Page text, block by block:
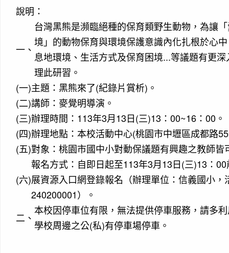
說明：
一、
台灣黑熊是瀕臨絕種的保育類野生動物，為讓
境」的動物保育與環境保護意識內化扎根於心
息地環境、生活方式及保育困境...等議題有更
理此研習。
(一)主題：黑熊來了(紀錄片賞析)。
(二)講師：麥覺明導演。
(三)辦理時間：113年3月13日(三)13：00~16：00。
(四)辦理地點：本校活動中心(桃園市中壢區成都路
(五)對象：桃園市國中小對動保議題有興趣之教師皆
(六)
報名方式：自即日起至113年3月13日(三)13：
展資源入口網登錄報名（辦理單位：信義國小，
240200001）。
二、
本校因停車位有限，無法提供停車服務，請多
學校周邊之公(私)有停車場停車。